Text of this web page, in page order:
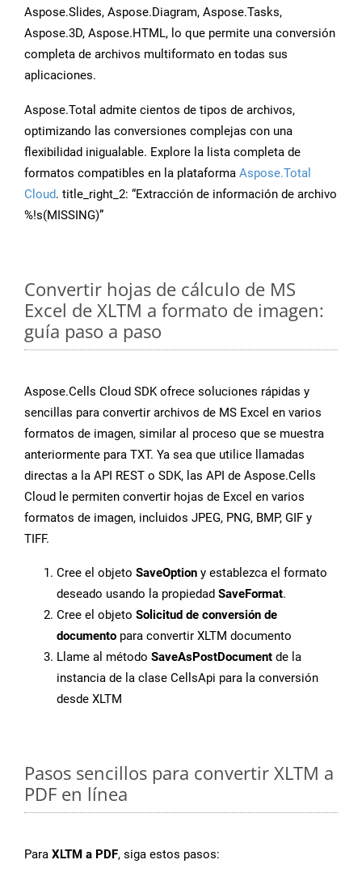
Aspose.Slides, Aspose.Diagram, Aspose.Tasks,
Aspose.3D, Aspose.HTML, lo que permite una conversión
completa de archivos multiformato en todas sus
aplicaciones.
Aspose.Total admite cientos de tipos de archivos,
optimizando las conversiones complejas con una
flexibilidad inigualable. Explore la lista completa de
formatos compatibles en la plataforma Aspose.Total
Cloud. title_right_2: “Extracción de información de archivo
%!s(MISSING)”
Convertir hojas de cálculo de MS
Excel de XLTM a formato de imagen:
guía paso a paso
Aspose.Cells Cloud SDK ofrece soluciones rápidas y
sencillas para convertir archivos de MS Excel en varios
formatos de imagen, similar al proceso que se muestra
anteriormente para TXT. Ya sea que utilice llamadas
directas a la API REST o SDK, las API de Aspose.Cells
Cloud le permiten convertir hojas de Excel en varios
formatos de imagen, incluidos JPEG, PNG, BMP, GIF y
TIFF.
Cree el objeto SaveOption y establezca el formato
deseado usando la propiedad SaveFormat.
Cree el objeto Solicitud de conversión de
documento para convertir XLTM documento
Llame al método SaveAsPostDocument de la
instancia de la clase CellsApi para la conversión
desde XLTM
Pasos sencillos para convertir XLTM a
PDF en línea
Para XLTM a PDF, siga estos pasos: